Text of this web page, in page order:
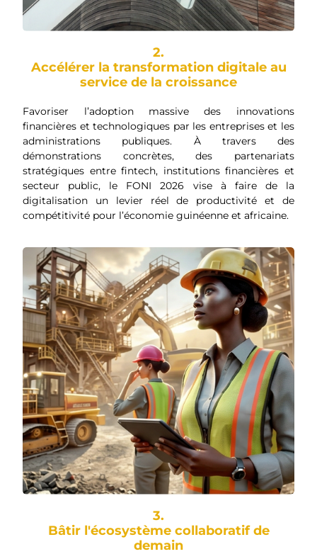
2.
Accélérer la transformation digitale au
service de la croissance
Favoriser l’adoption massive des innovations
financières et technologiques par les entreprises et les
administrations publiques. À travers des
démonstrations concrètes, des partenariats
stratégiques entre fintech, institutions financières et
secteur public, le FONI 2026 vise à faire de la
digitalisation un levier réel de productivité et de
compétitivité pour l’économie guinéenne et africaine.
3.
Bâtir l'écosystème collaboratif de
demain